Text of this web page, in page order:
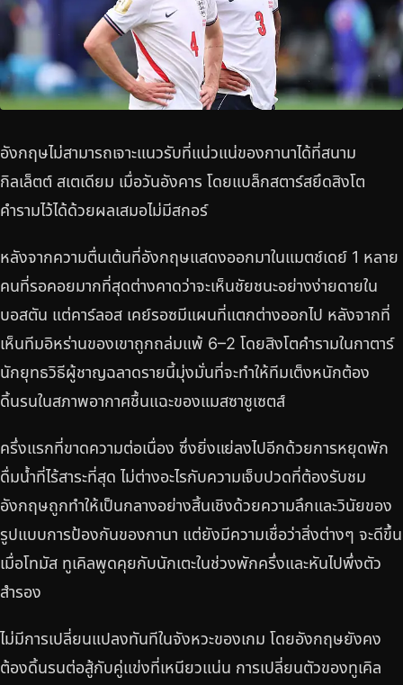
อังกฤษไม่สามารถเจาะแนวรับที่แน่วแน่ของกานาได้ที่สนาม
กิลเล็ตต์ สเตเดียม เมื่อวันอังคาร โดยแบล็กสตาร์สยึดสิงโต
คำรามไว้ได้ด้วยผลเสมอไม่มีสกอร์
หลังจากความตื่นเต้นที่อังกฤษแสดงออกมาในแมตช์เดย์ 1 หลาย
คนที่รอคอยมากที่สุดต่างคาดว่าจะเห็นชัยชนะอย่างง่ายดายใน
บอสตัน แต่คาร์ลอส เคย์รอซมีแผนที่แตกต่างออกไป หลังจากที่
เห็นทีมอิหร่านของเขาถูกถล่มแพ้ 6–2 โดยสิงโตคำรามในกาตาร์
นักยุทธวิธีผู้ชาญฉลาดรายนี้มุ่งมั่นที่จะทำให้ทีมเต็งหนักต้อง
ดิ้นรนในสภาพอากาศชื้นแฉะของแมสซาชูเซตส์
ครึ่งแรกที่ขาดความต่อเนื่อง ซึ่งยิ่งแย่ลงไปอีกด้วยการหยุดพัก
ดื่มน้ำที่ไร้สาระที่สุด ไม่ต่างอะไรกับความเจ็บปวดที่ต้องรับชม
อังกฤษถูกทำให้เป็นกลางอย่างสิ้นเชิงด้วยความลึกและวินัยของ
รูปแบบการป้องกันของกานา แต่ยังมีความเชื่อว่าสิ่งต่างๆ จะดีขึ้น
เมื่อโทมัส ทูเคิลพูดคุยกับนักเตะในช่วงพักครึ่งและหันไปพึ่งตัว
สำรอง
ไม่มีการเปลี่ยนแปลงทันทีในจังหวะของเกม โดยอังกฤษยังคง
ต้องดิ้นรนต่อสู้กับคู่แข่งที่เหนียวแน่น การเปลี่ยนตัวของทูเคิล